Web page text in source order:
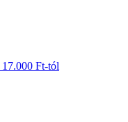
17.000 Ft-tól